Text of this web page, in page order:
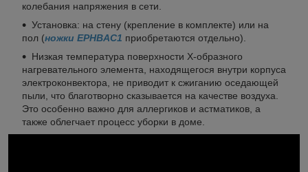
колебания напряжения в сети.
Установка: на стену (крепление в комплекте) или на
пол (ножки EPHBAC1 приобретаются отдельно).
Низкая температура поверхности Х-образного
нагревательного элемента, находящегося внутри корпуса
электроконвектора, не приводит к сжиганию оседающей
пыли, что благотворно сказывается на качестве воздуха.
Это особенно важно для аллергиков и астматиков, а
также облегчает процесс уборки в доме.